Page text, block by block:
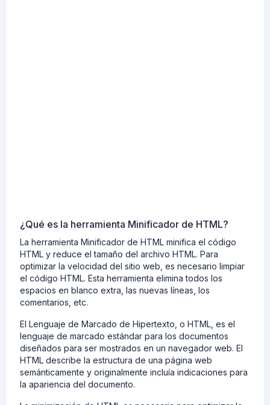
¿Qué es la herramienta Minificador de HTML?
La herramienta Minificador de HTML minifica el código
HTML y reduce el tamaño del archivo HTML. Para
optimizar la velocidad del sitio web, es necesario limpiar
el código HTML. Esta herramienta elimina todos los
espacios en blanco extra, las nuevas líneas, los
comentarios, etc.
El Lenguaje de Marcado de Hipertexto, o HTML, es el
lenguaje de marcado estándar para los documentos
diseñados para ser mostrados en un navegador web. El
HTML describe la estructura de una página web
semánticamente y originalmente incluía indicaciones para
la apariencia del documento.